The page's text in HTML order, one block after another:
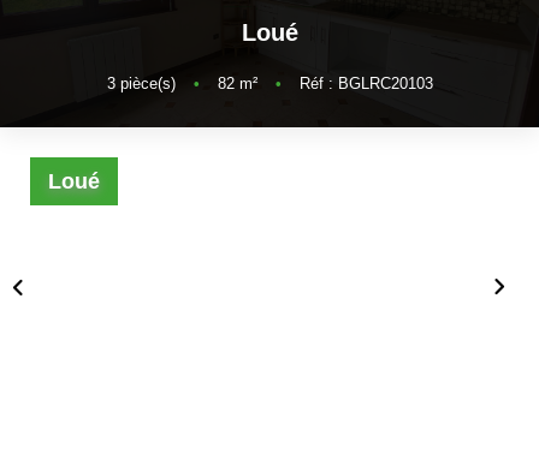
Nos Outils
Loué
3pièce(s) • 82m² • Réf : BGLRC20103
Loué